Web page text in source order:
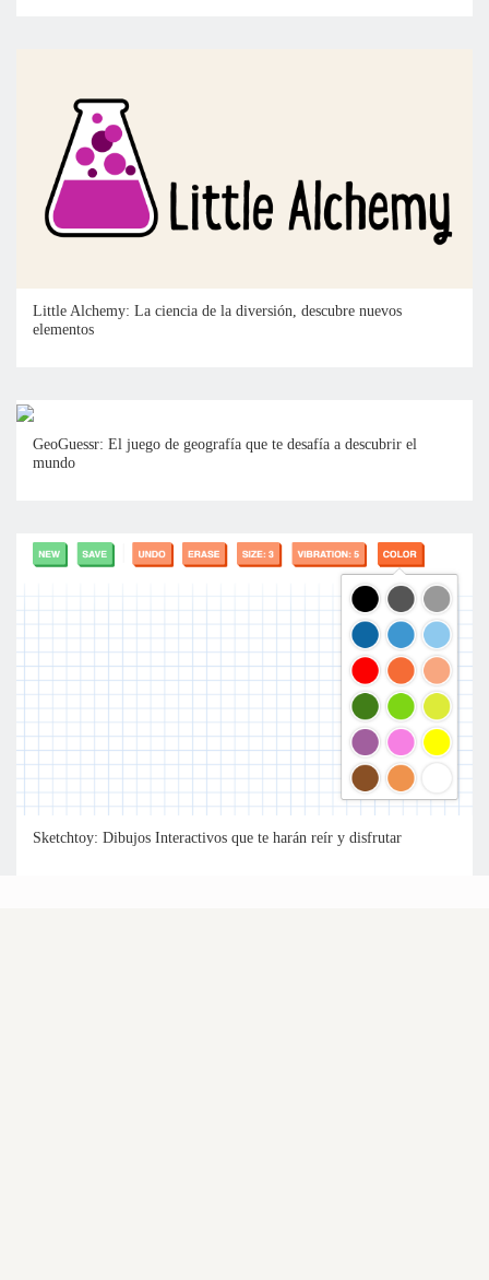
Little Alchemy: La ciencia de la diversión, descubre nuevos
elementos
GeoGuessr: El juego de geografía que te desafía a descubrir el
mundo
Sketchtoy: Dibujos Interactivos que te harán reír y disfrutar